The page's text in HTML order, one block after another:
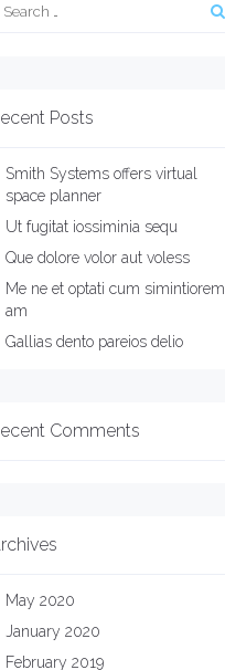
Posts
Smith Systems offers virtual
space planner
Ut fugitat iossiminia sequ
Que dolore volor aut voless
Me ne et optati cum simintiorem
am
Gallias dento pareios delio
Comments
May 2020
January 2020
February 2019